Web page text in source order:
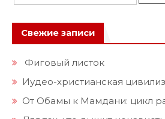
Свежие записи
Фиговый листок
Иудео-христианская
От Обамы к Мамдани: цикл